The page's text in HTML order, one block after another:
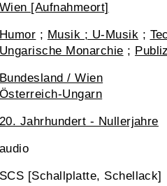
Wien [Aufnahmeort]
Humor ; Musik ; U-Musik ;
Ungarische Monarchie ;
Bundesland / Wien
Österreich-Ungarn
20. Jahrhundert - Nullerjahre
audio
SCS [Schallplatte, Schellack]